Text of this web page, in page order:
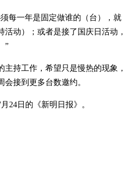
每一年是固定做谁的（台），就
动）；或者是接了国庆日活动，
”
持工作，希望只是慢热的现象，
接到更多台数邀约。
24日的《新明日报》。